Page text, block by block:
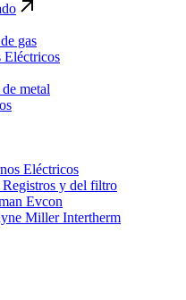
gas
Eléctricos
metal
Eléctricos
y del filtro
Evcon
Miller Intertherm